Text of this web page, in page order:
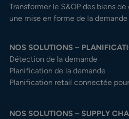
Transformer le S&OP des biens
une mise en forme de la
NOS SOLUTIONS –
Détection de la demande
Planification de la demande
Planification retail connectée
NOS SOLUTIONS – SUPPLY